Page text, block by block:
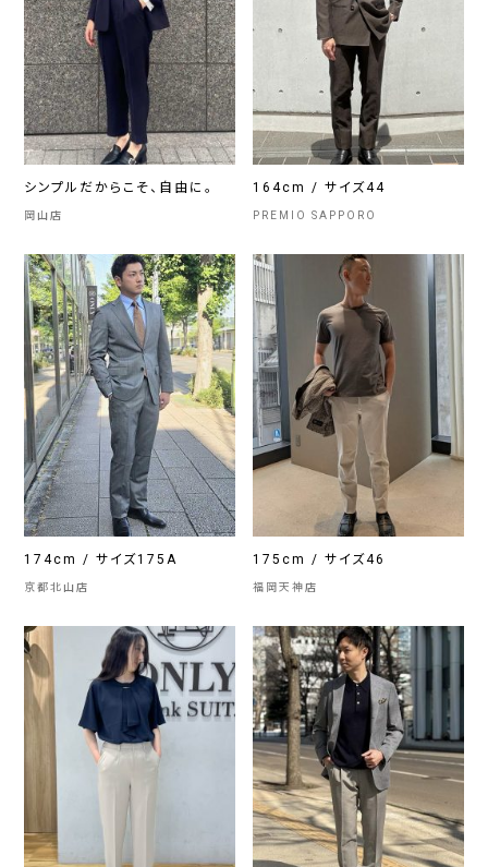
シンプルだからこそ、自由に。
岡山店
164cm / サイズ44
PREMIO SAPPORO
174cm / サイズ175A
京都北山店
175cm / サイズ46
福岡天神店